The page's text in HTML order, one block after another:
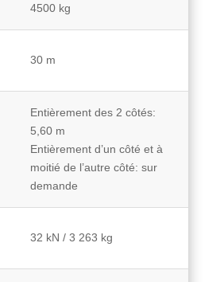
4500 kg
30 m
Entièrement des 2 côtés:
5,60 m
Entièrement d’un côté et à
moitié de l’autre côté: sur
demande
32 kN / 3 263 kg